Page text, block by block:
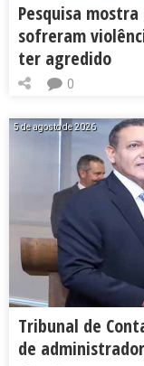
Pesquisa
sofreram
ter agredido
0
5 de agosto de 2026
Tribunal de
de